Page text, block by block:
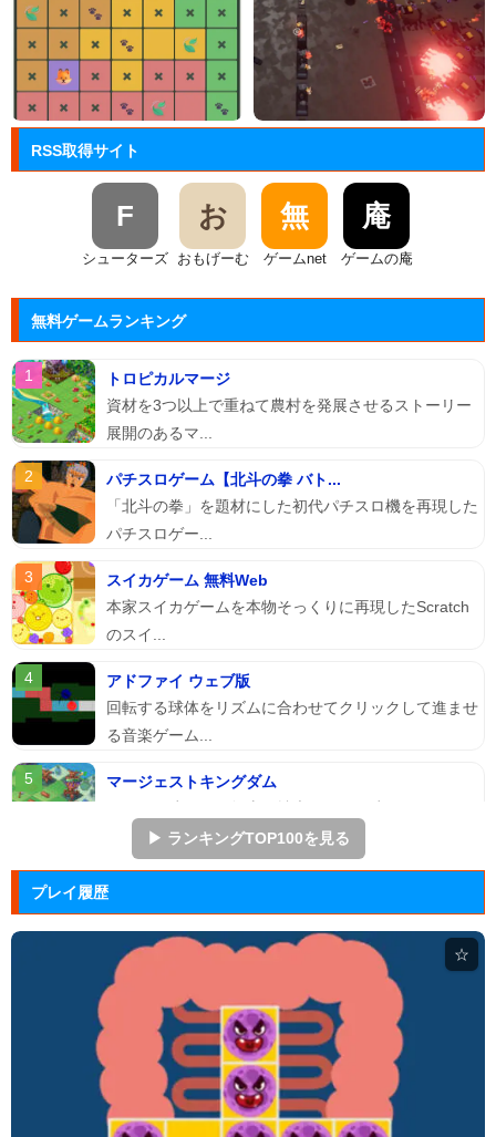
RSS取得サイト
F
シューターズ
お
おもげーむ
無
ゲームnet
庵
ゲームの庵
無料ゲームランキング
トロピカルマージ
資材を3つ以上で重ねて農村を発展させるストーリー
展開のあるマ...
パチスロゲーム【北斗の拳 バト...
「北斗の拳」を題材にした初代パチスロ機を再現した
パチスロゲー...
スイカゲーム 無料Web
本家スイカゲームを本物そっくりに再現したScratch
のスイ...
アドファイ ウェブ版
回転する球体をリズムに合わせてクリックして進ませ
る音楽ゲーム...
マージェストキングダム
ションゲーム...
ジュエルカラーリング
ーム。
ぷよぷよ
落ちものパズルで有名な「ぷよぷよ」のブラウザゲー
Arkanoid
タイトーが開発したアーケードゲーム「アルカノイ
▶ ランキングTOP100を見る
プレイ履歴
☆